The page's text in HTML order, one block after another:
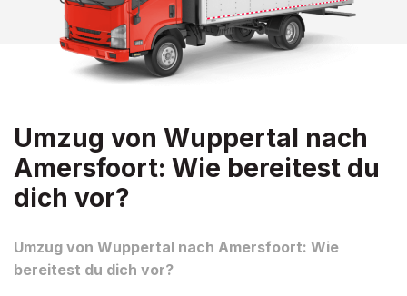
Umzug von Wuppertal nach
Amersfoort: Wie bereitest du
dich vor?
Umzug von Wuppertal nach Amersfoort: Wie
bereitest du dich vor?